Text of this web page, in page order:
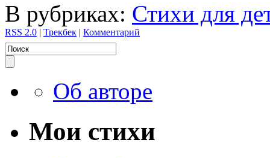
В рубриках: Стихи для
RSS 2.0 | Трекбек | Комментарий
Об авторе
Мои стихи